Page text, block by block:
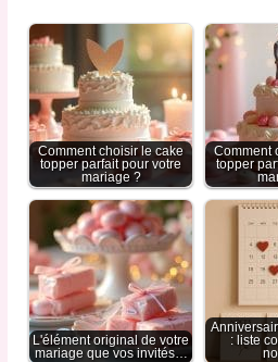
Comment choisir le cake
topper parfait pour votre
mariage ?
Comment
topper
L'élément original de votre
mariage que vos invités…
: liste